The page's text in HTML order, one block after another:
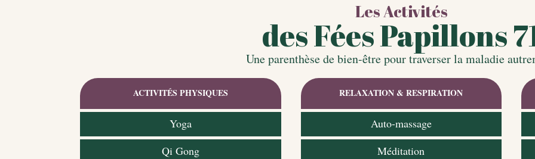
Les Activités
des Fées Papillons
Une parenthèse de bien-être pour traverser la maladie
ACTIVITÉS PHYSIQUES
Yoga
Qi Gong
RELAXATION & RESPIRATION
Auto-massage
Méditation